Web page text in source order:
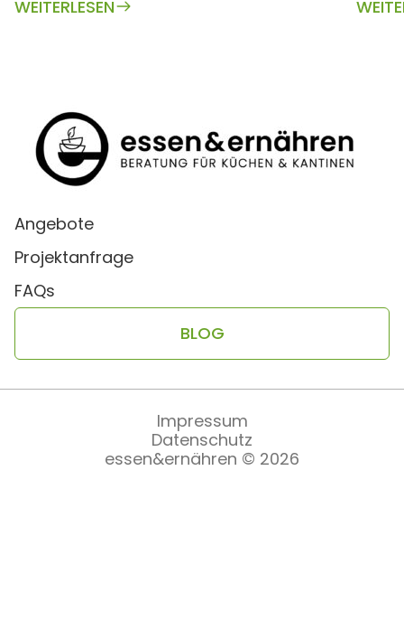
WEITERLESEN
Angebote
Projektanfrage
FAQs
BLOG
Impressum
Datenschutz
essen&ernähren © 2026